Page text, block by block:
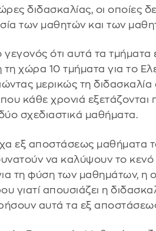
διδασκαλίας, οι οποίες
των μαθητών και των
γεγονός ότι αυτά τα τμήματα
χώρα 10 τμήματα για το
μερικώς τη
κάθε χρονιά
σχεδιαστικά μαθήματα.
εξ αποστάσεως μαθήματα
να καλύψουν το κενό
τη φύση των μαθημάτων, η
γιατί απουσιάζει η
αυτά τα εξ